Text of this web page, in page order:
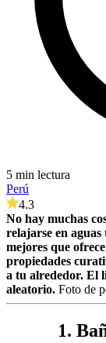
5 min lectura
Perú
4.3
No hay muchas
relajarse en aguas
mejores que
propiedades
a tu alrededor. El
aleatorio. Foto de
1.